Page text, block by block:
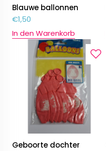
Blauwe ballonnen
€1,50
In den Warenkorb
Geboorte dochter